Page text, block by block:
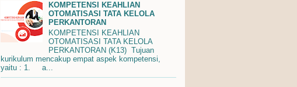
KOMPETENSI KEAHLIAN
OTOMATISASI TATA KELOLA
PERKANTORAN
KOMPETENSI KEAHLIAN
OTOMATISASI TATA KELOLA
PERKANTORAN (K13) Tujuan
kurikulum mencakup empat aspek kompetensi,
yaitu : 1. a...